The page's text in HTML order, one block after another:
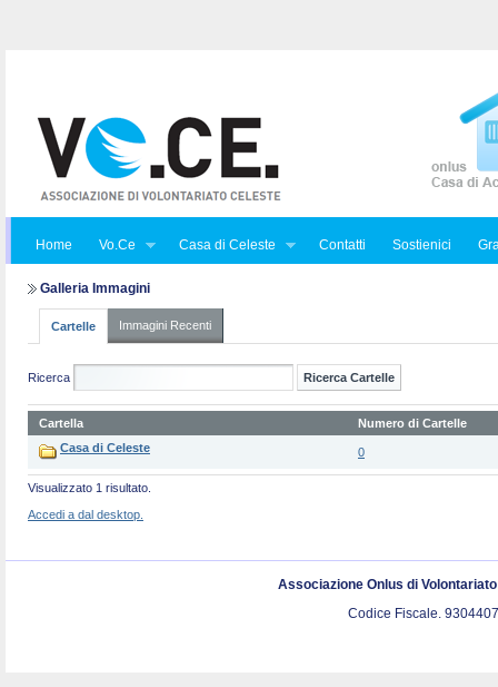
Home Vo.Ce Casa di Celeste Contatti Sostienici
Galleria Immagini
Cartelle Immagini Recenti
Ricerca
Cartella
Numero di Cartelle
Casa di Celeste
0
Visualizzato 1 risultato.
Accedi a dal desktop.
Associazione Onlus di
Codice Fiscale.